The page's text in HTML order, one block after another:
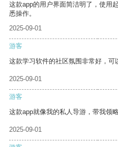
这款app的用户界面简洁明了，使用
悉操作。
2025-09-01
游客
这款学习软件的社区氛围非常好，可
2025-09-01
游客
这款app就像我的私人导游，带我领
2025-09-01